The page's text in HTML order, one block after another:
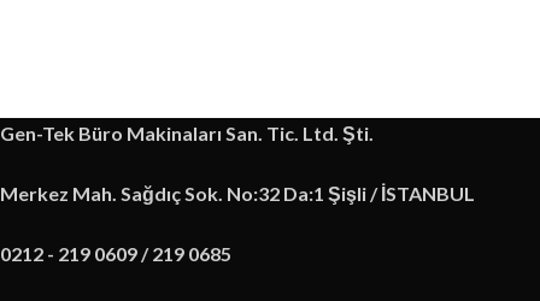
Gen-Tek Büro Makinaları San. Tic. Ltd. Şti.
Merkez Mah. Sağdıç Sok. No:32 Da:1 Şişli / İSTANBUL
0212 - 219 0609 / 219 0685